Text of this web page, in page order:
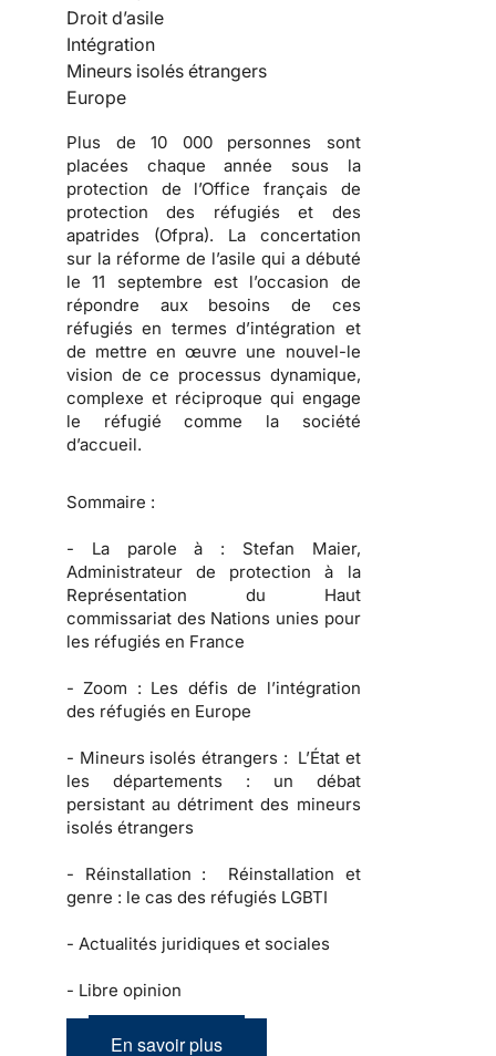
Droit d’asile
Intégration
Mineurs isolés étrangers
Europe
Plus de 10 000 personnes sont
placées chaque année sous la
protection de l’Office français de
protection des réfugiés et des
apatrides (Ofpra). La concertation
sur la réforme de l’asile qui a débuté
le 11 septembre est l’occasion de
répondre aux besoins de ces
réfugiés en termes d’intégration et
de mettre en œuvre une nouvel-le
vision de ce processus dynamique,
complexe et réciproque qui engage
le réfugié comme la société
d’accueil.
Sommaire :
- La parole à : Stefan Maier,
Administrateur de protection à la
Représentation du Haut
commissariat des Nations unies pour
les réfugiés en France
- Zoom : Les défis de l’intégration
des réfugiés en Europe
- Mineurs isolés étrangers : L’État et
les départements : un débat
persistant au détriment des mineurs
isolés étrangers
- Réinstallation : Réinstallation et
genre : le cas des réfugiés LGBTI
- Actualités juridiques et sociales
- Libre opinion
En savoir plus